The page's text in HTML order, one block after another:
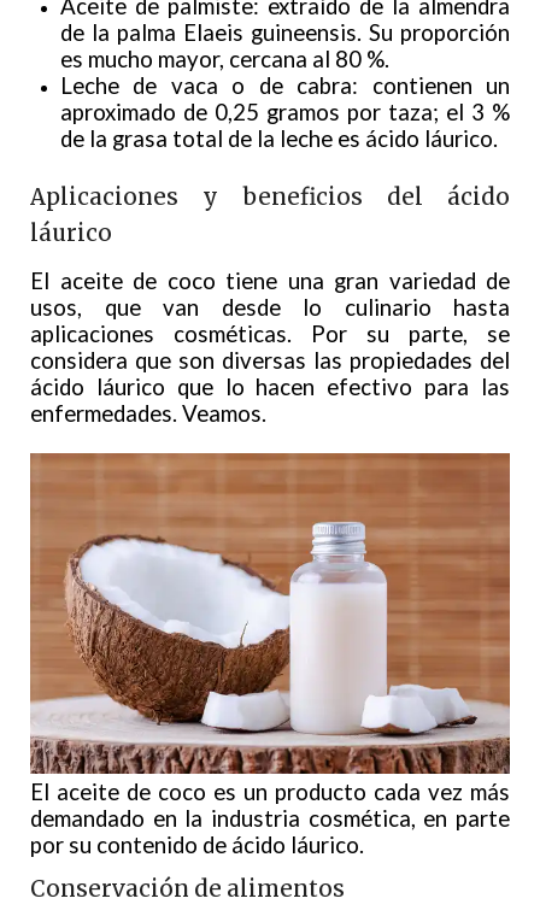
Aceite de palmiste: extraído de la almendra
de la palma Elaeis guineensis. Su proporción
es mucho mayor, cercana al 80 %.
Leche de vaca o de cabra: contienen un
aproximado de 0,25 gramos por taza; el 3 %
de la grasa total de la leche es ácido láurico.
Aplicaciones y beneficios del ácido
láurico
El aceite de coco tiene una gran variedad de
usos, que van desde lo culinario hasta
aplicaciones cosméticas. Por su parte, se
considera que son diversas las propiedades del
ácido láurico que lo hacen efectivo para las
enfermedades. Veamos.
El aceite de coco es un producto cada vez más
demandado en la industria cosmética, en parte
por su contenido de ácido láurico.
Conservación de alimentos